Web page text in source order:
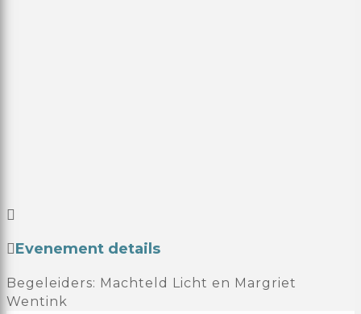
Evenement details
Begeleiders: Machteld Licht en Margriet
Wentink